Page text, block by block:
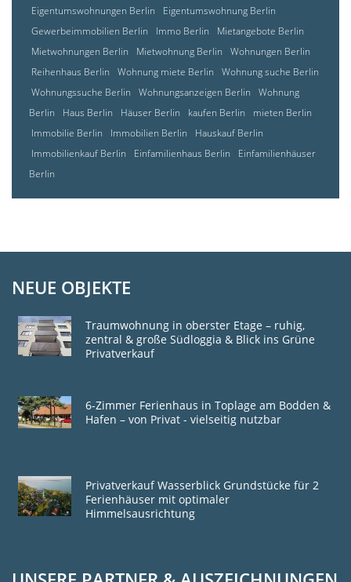
Eigentumswohnungen Berlin
Eigentumswohnung Berlin
Gewerbeimmobilien Berlin
Immo Berlin
Mietangebote Berlin
Mietwohnungen Berlin
Mietwohnung Berlin
Wohnungen Berlin
Reihenhaus Berlin
Wohnung miete Berlin
Wohnung suche Berlin
Wohnungssuche Berlin
Wohnungsanzeigen Berlin
Wohnung
Berlin
Haus Berlin Häuser Berlin kaufen Berlin
mieten Berlin
Immobilie Berlin
Immobilien Berlin
Hauskauf Berlin
Immobilienkauf Berlin
Einfamilienhaus Berlin
Einfamilienhäuser
Berlin
NEUE OBJEKTE
Traumwohnung in oberster Etage – ruhig,
zentral & große Südloggia & Blick ins Grüne
Privatverkauf
6-Zimmer Ferienhaus in Toplage am Bodden &
Hafen – von Privat - vielseitig nutzbar
Privatverkauf Wasserblick Grundstücke für 2
Ferienhäuser mit optimaler
Himmelsausrichtung